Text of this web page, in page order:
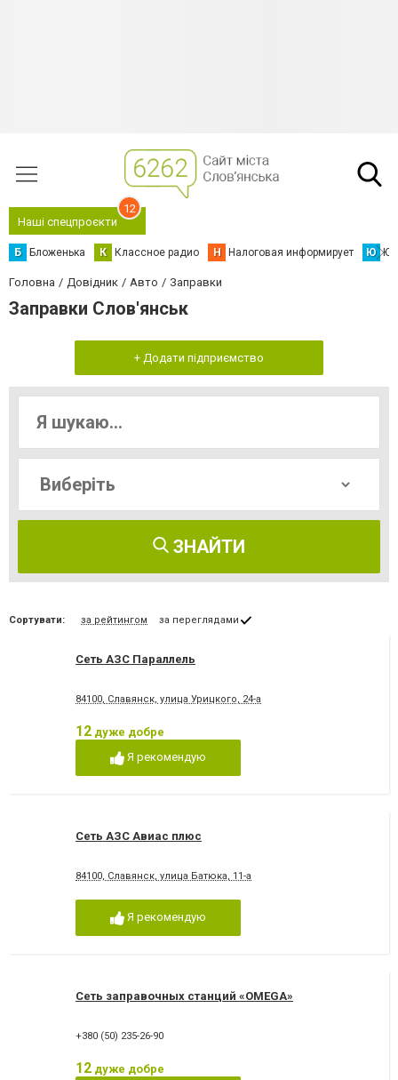
Наші спецпроєкти
12
Б Бложенька К Классное радио Н Налоговая информирует Ю
Головна Довідник Авто Заправки
Заправки Слов'янськ
+ Додати підприємство
ЗНАЙТИ
Сортувати: за рейтингом за переглядами
Сеть АЗС Параллель
84100, Славянск, улица Урицкого, 24-а
12 дуже добре
Я рекомендую
Сеть АЗС Авиас плюс
84100, Славянск, улица Батюка, 11-а
Я рекомендую
Сеть заправочных станций «OMEGA»
+380 (50) 235-26-90
12 дуже добре